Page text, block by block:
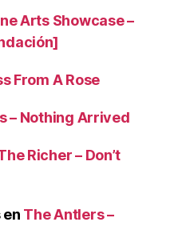
Arts Showcase –
From A Rose
– Nothing Arrived
Richer – Don’t
en The Antlers –